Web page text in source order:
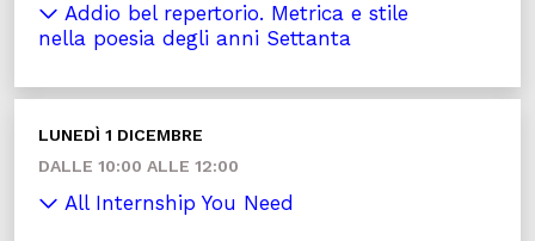
Addio bel repertorio. Metrica e stile
nella poesia degli anni Settanta
LUNEDÌ 1 DICEMBRE
DALLE 10:00 ALLE 12:00
All Internship You Need